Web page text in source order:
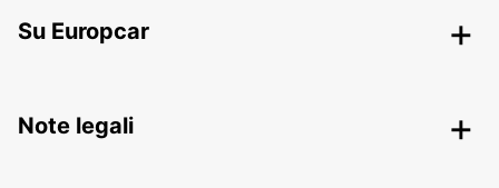
Su Europcar
Note legali